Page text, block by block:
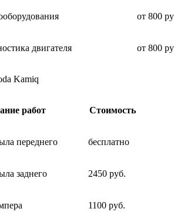
от 800
двигателя от 800
Kamiq
работ Стоимость
переднего бесплатно
заднего 2450 руб.
1100 руб.